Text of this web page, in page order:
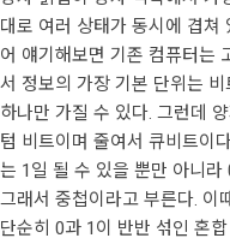
대로 여러 상태가 동시에 겹쳐
어 얘기해보면 기존 컴퓨터는
서 정보의 가장 기본 단위는
하나만 가질 수 있다. 그런데
텀 비트이며 줄여서 큐비트이
는 1일 될 수 있을 뿐만 아니
그래서 중첩이라고 부른다. 이
단순히 0과 1이 반반 섞인 혼